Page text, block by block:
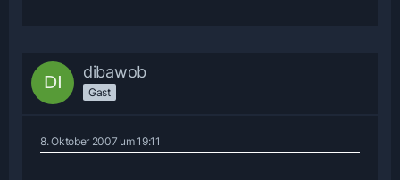
dibawob
Gast
8. Oktober 2007 um 19:11